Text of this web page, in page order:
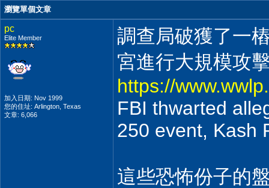
瀏覽單個文章
pc
Elite Member
加入日期: Nov 1999
您的住址: Arlington, Texas
文章: 6,066
調查局破獲了一
宮進行大規模攻
https://
FBI thwarted
250 event, Kash
這些恐怖份子的